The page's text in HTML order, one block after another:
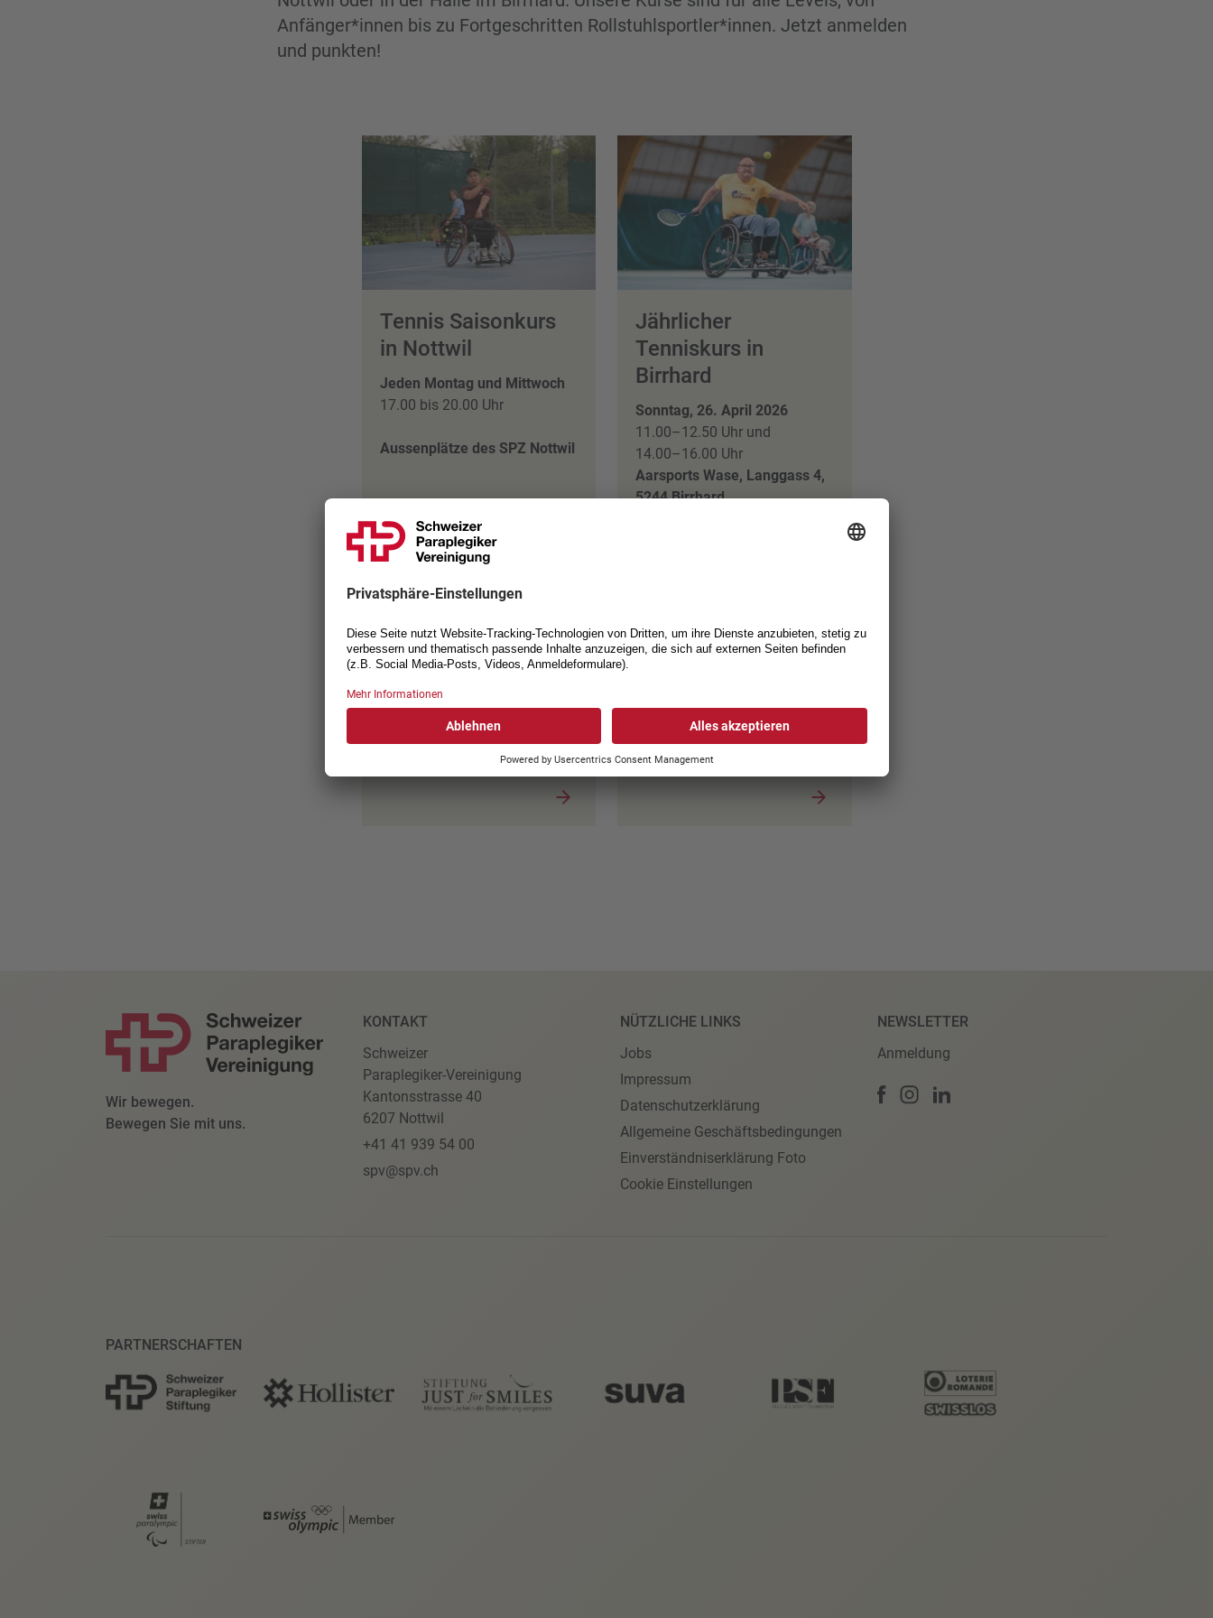
Anfänger*innen bis zu Fortgeschritten Rollstuhlsportler*innen. Jetzt anmelden
und punkten!
Tennis Saisonkurs
in Nottwil
Jeden Montag und Mittwoch
17.00 bis 20.00 Uhr
Aussenplätze des SPZ Nottwil
alle Levels – Von April bis
Oktober sofern das Terrain
Bitte vor der ersten Teilnahme
Kontakt mit der Kursleitung
Herbert «BouBou» Keller
aufnehmen. Trainingszeiten
und Platz-Verfügbarkeit nach
Absprache.
Jährlicher
Tenniskurs in
Birrhard
Sonntag, 26. April 2026
11.00–12.50 Uhr und
14.00–16.00 Uhr
Aarsports Wase, Langgass 4,
5244 Birrhard
Birrhard ist offen für
Spieler*innen aller Levels. Die
individuell auf dein Niveau
zugeschnitten, sodass du ideal
profitieren kannst.
Wir bewegen.
Bewegen Sie mit uns.
KONTAKT
Schweizer
Paraplegiker-Vereinigung
Kantonsstrasse 40
6207 Nottwil
+41 41 939 54 00
spv@spv.ch
NÜTZLICHE LINKS
Jobs
Impressum
Datenschutzerklärung
Allgemeine Geschäftsbedingungen
Einverständniserklärung Foto
Cookie Einstellungen
NEWSLETTER
Anmeldung
PARTNERSCHAFTEN